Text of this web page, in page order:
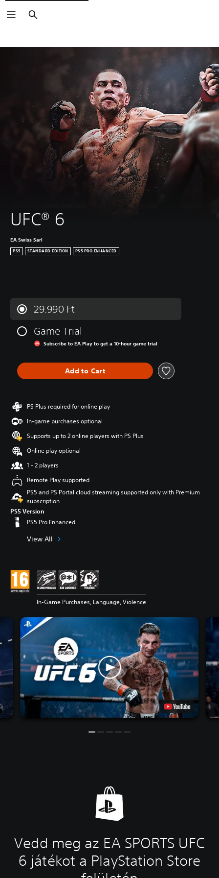
Keresés
UFC® 6
EA Swiss Sarl
PS5 STANDARD EDITION PS5 PRO ENHANCED
29.990 Ft
Game Trial
Subscribe to EA Play to get a 10-hour game trial
Add to Cart
PS Plus required for online play
In-game purchases optional
Supports up to 2 online players with PS Plus
Online play optional
1 - 2 players
Remote Play supported
PS5 and PS Portal cloud streaming supported only with Premium
subscription
PS5 Version
PS5 Pro Enhanced
View All
In-Game Purchases, Language, Violence
Vedd meg az EA SPORTS UFC
6 játékot a PlayStation Store